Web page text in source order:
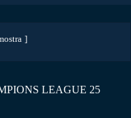
LEAGUE 25